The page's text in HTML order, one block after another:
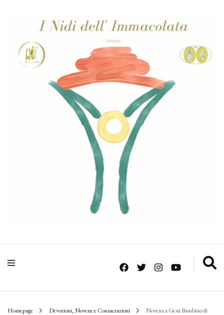
Homepage Devozioni, Novene e Consacrazioni Novena a Gesù Bambino di